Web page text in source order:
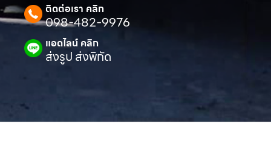
ติดต่อเรา คลิก
098-482-9976
แอดไลน์ คลิก
ส่งรูป ส่งพิกัด